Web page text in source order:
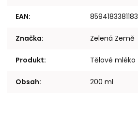
EAN: 8594183381183
Značka: Zelená Země
Produkt: Tělové mléko
Obsah: 200 ml